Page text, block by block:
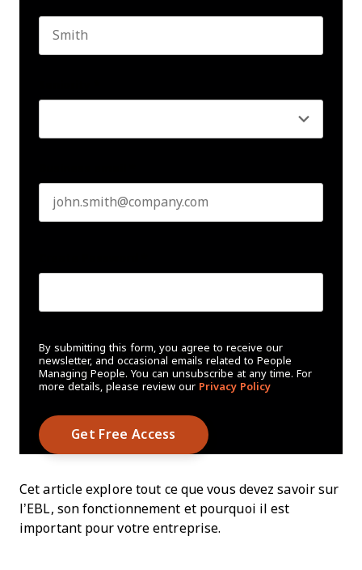
By submitting this form, you agree to receive our
newsletter, and occasional emails related to People
Managing People. You can unsubscribe at any time. For
more details, please review our Privacy Policy
Cet article explore tout ce que vous devez savoir sur
l’EBL, son fonctionnement et pourquoi il est
important pour votre entreprise.